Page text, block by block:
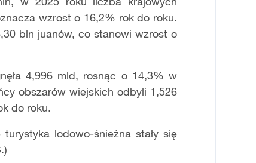
wzrost o 16,2% rok do roku.
bln juanów, co stanowi wzrost o
4,996 mld, rosnąc o 14,3% w
obszarów wiejskich odbyli 1,526
do roku.
lodowo-śnieżna stały się